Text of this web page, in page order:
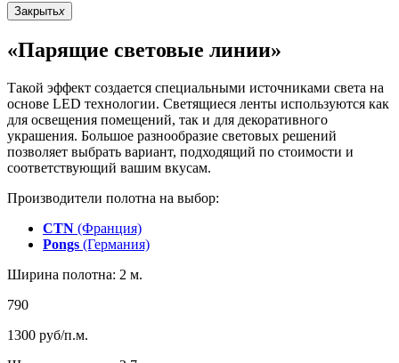
Закрытьx
«Парящие световые линии»
Такой эффект создается специальными источниками света на
основе LED технологии. Светящиеся ленты используются как
для освещения помещений, так и для декоративного
украшения. Большое разнообразие световых решений
позволяет выбрать вариант, подходящий по стоимости и
соответствующий вашим вкусам.
Производители полотна на выбор:
CTN (Франция)
Pongs (Германия)
Ширина полотна: 2 м.
790
1300 руб/п.м.